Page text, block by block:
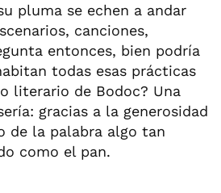
pluma se echen a andar
canciones,
entonces, bien podría
todas esas prácticas
literario de Bodoc? Una
gracias a la generosidad
de la palabra algo tan
como el pan.